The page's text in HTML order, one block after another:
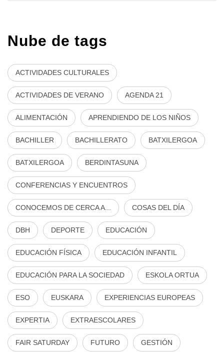
Nube de tags
ACTIVIDADES CULTURALES
ACTIVIDADES DE VERANO AGENDA 21
ALIMENTACIÓN APRENDIENDO DE LOS NIÑOS
BACHILLER BACHILLERATO BATXILERGOA
BATXILERGOA BERDINTASUNA
CONFERENCIAS Y ENCUENTROS
CONOCEMOS DE CERCA A... COSAS DEL DÍA
DBH DEPORTE EDUCACIÓN
EDUCACIÓN FÍSICA EDUCACIÓN INFANTIL
EDUCACIÓN PARA LA SOCIEDAD ESKOLA ORTUA
ESO EUSKARA EXPERIENCIAS EUROPEAS
EXPERTIA EXTRAESCOLARES
FAIR SATURDAY FUTURO GESTIÓN